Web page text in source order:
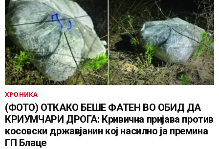
ХРОНИКА
(ФОТО) ОТКАКО БЕШЕ ФАТЕН ВО ОБИД ДА
КРИУМЧАРИ ДРОГА: Кривична пријава против
косовски државјанин кој насилно ја премина
ГП Блаце